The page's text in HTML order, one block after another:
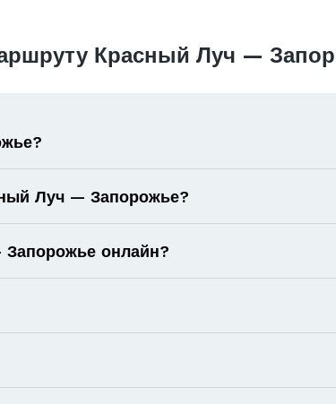
Красный Луч —
Луч — Запорожье?
Запорожье онлайн?